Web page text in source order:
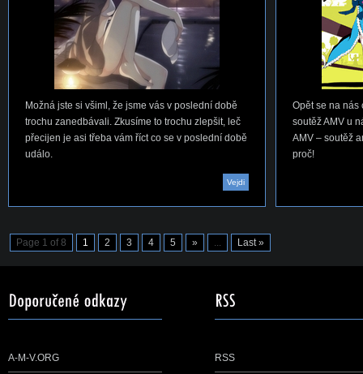
Možná jste si všiml, že jsme vás v poslední době
trochu zanedbávali. Zkusíme to trochu zlepšit, leč
přecijen je asi třeba vám říct co se v poslední době
událo.
Vejdi
Opět se na nás
soutěž AMV u
AMV – soutěž
proč!
Page 1 of 8 1 2 3 4 5 » ... Last »
A-M-V.ORG RSS